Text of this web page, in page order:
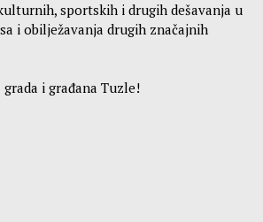
sportskih i drugih dešavanja u
i obilježavanja drugih značajnih
i građana Tuzle!